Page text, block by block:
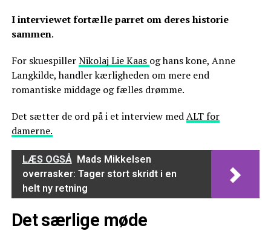
I interviewet fortælle parret om deres historie
sammen.
For skuespillerNikolaj Lie Kaas og hans kone, Anne
Langkilde, handler kærligheden om mere end
romantiske middage og fælles drømme.
Det sætter de ord på i et interview medALT for
damerne.
LÆS OGSÅ Mads Mikkelsen
overrasker: Tager stort skridt i en
helt ny retning
Det særlige møde